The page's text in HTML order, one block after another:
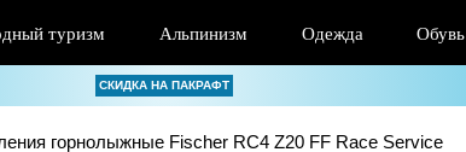
туризм Альпинизм Одежда Обувь
СКИДКА НА ПАКРАФТ
горнолыжные Fischer RC4 Z20 FF Race Service